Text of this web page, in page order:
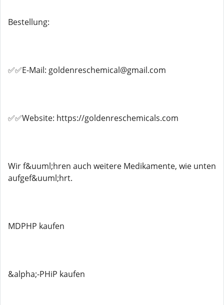
Bestellung:
✅✅E-Mail: goldenreschemical@gmail.com
✅✅Website: https://goldenreschemicals.com
Wir f&uuml;hren auch weitere Medikamente, wie unten
aufgef&uuml;hrt.
MDPHP kaufen
&alpha;-PHiP kaufen